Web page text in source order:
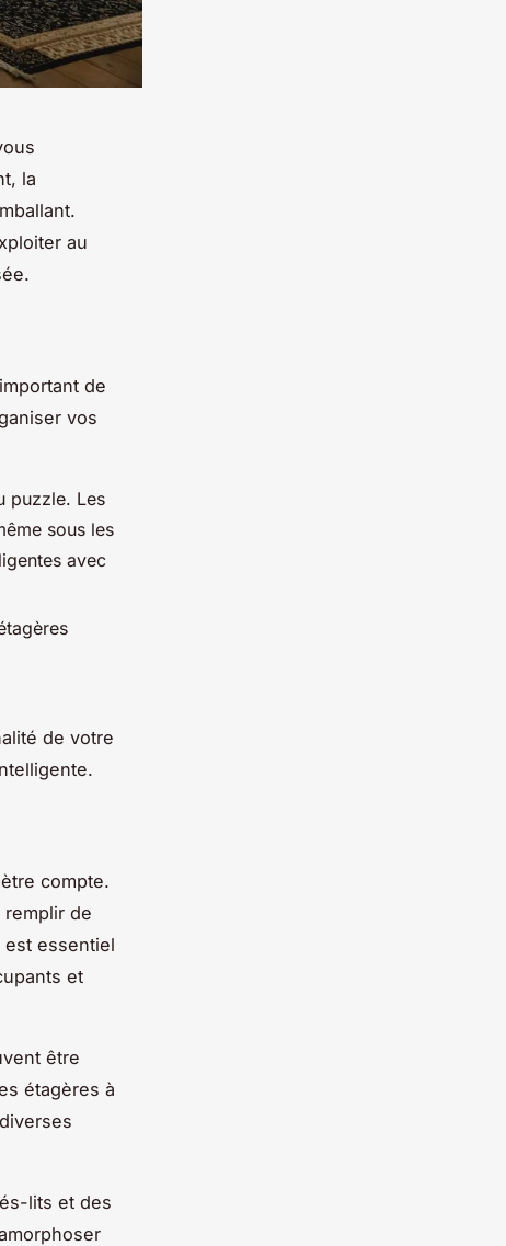
la
au
de
vos
puzzle. Les
sous les
avec
de votre
compte.
de
essentiel
et
être
étagères à
lits et des